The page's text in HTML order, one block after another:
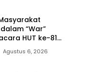
“War”
HUT ke-81
Agustus 6, 2026